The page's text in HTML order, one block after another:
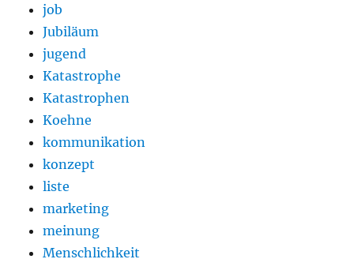
job
Jubiläum
jugend
Katastrophe
Katastrophen
Koehne
kommunikation
konzept
liste
marketing
meinung
Menschlichkeit